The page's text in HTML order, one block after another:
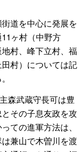
道を中心に発展を
ヶ村（中野方
村、峰下立村、福
村）については記
森武蔵守長可は豊
その子息友政を攻
ての進軍方法は、
兼山で木曽川を渡